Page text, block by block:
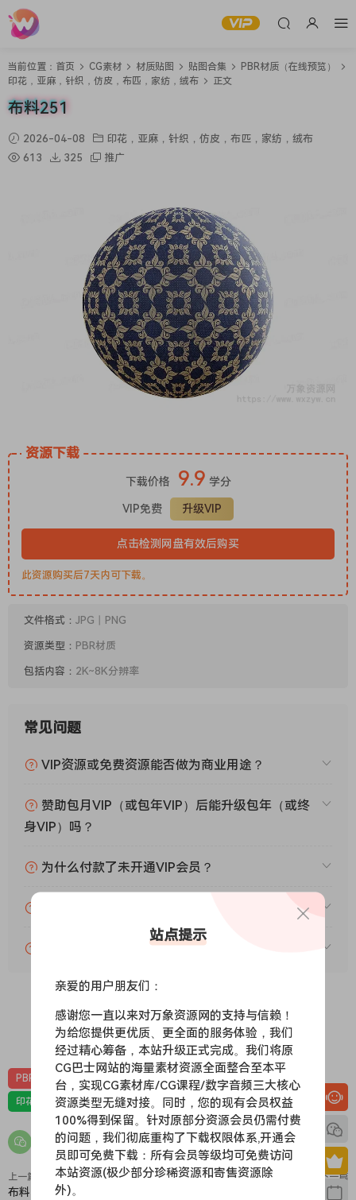
当前位置： 首页 CG素材 材质贴图 贴图合集
PBR材质（在线预览）
印花，亚麻，针织，仿皮，布匹，家纺，绒布
正文
布料251
2026-04-08
印花，亚麻，针织，仿皮，布匹，家纺，绒布
613
325 推广
资源下载
下载价格 9.9 学分
VIP免费 升级VIP
点击检测网盘有效后购买
此资源购买后7天内可下载。
文件格式： JPG丨PNG
资源类型： PBR材质
包括内容： 2K~8K分辨率
常见问题
VIP资源或免费资源能否做为商业用途？
赞助包月VIP（或包年VIP）后能升级包年（或终
身VIP）吗？
为什么付款了未开通VIP会员？
VIP会员剩余时间查询？
0 0
PBR-布料 PBR材质（在线预览）
印花，亚麻，针织，仿皮，布匹，家纺，绒布 材质贴图
上一篇
布料252
下一篇
布料250
站点提示
亲爱的用户朋友们：
感谢您一直以来对万象资源网的支持与信赖！
为给您提供更优质、更全面的服务体验，我们
经过精心筹备，本站升级正式完成。我们将原
CG巴士网站的海量素材资源全面整合至本平
台，实现CG素材库/CG课程/数字音频三大核心
资源类型无缝对接。同时，您的现有会员权益
100%得到保留。针对原部分资源会员仍需付费
的问题，我们彻底重构了下载权限体系,开通会
员即可免费下载：所有会员等级均可免费访问
本站资源(极少部分珍稀资源和寄售资源除
外)。